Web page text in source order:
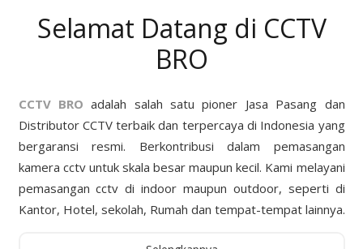
Selamat Datang di CCTV
BRO
CCTV BRO adalah salah satu pioner Jasa Pasang dan
Distributor CCTV terbaik dan terpercaya di Indonesia yang
bergaransi resmi. Berkontribusi dalam pemasangan
kamera cctv untuk skala besar maupun kecil. Kami melayani
pemasangan cctv di indoor maupun outdoor, seperti di
Kantor, Hotel, sekolah, Rumah dan tempat-tempat lainnya.